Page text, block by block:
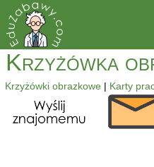
Krzyżówka
Krzyżówki obrazkowe | Karty